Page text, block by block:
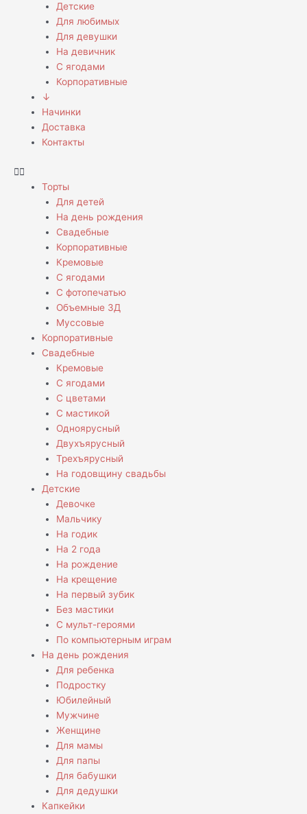
Детские
Для любимых
Для девушки
На девичник
С ягодами
Корпоративные
↓
Начинки
Доставка
Контакты
Торты
Для детей
На день рождения
Свадебные
Корпоративные
Кремовые
С ягодами
С фотопечатью
Объемные 3Д
Муссовые
Корпоративные
Свадебные
Кремовые
С ягодами
С цветами
С мастикой
Одноярусный
Двухъярусный
Трехъярусный
На годовщину свадьбы
Детские
Девочке
Мальчику
На годик
На 2 года
На рождение
На крещение
На первый зубик
Без мастики
С мульт-героями
По компьютерным играм
На день рождения
Для ребенка
Подростку
Юбилейный
Мужчине
Женщине
Для мамы
Для папы
Для бабушки
Для дедушки
Капкейки